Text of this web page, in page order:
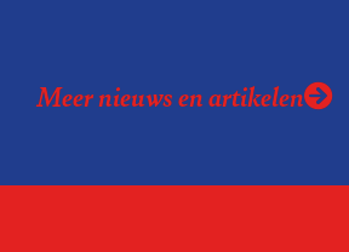
Meer nieuws en artikelen